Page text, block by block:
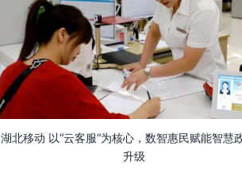
湖北移动 以“云客服”为核心，数智惠民赋能智慧
升级